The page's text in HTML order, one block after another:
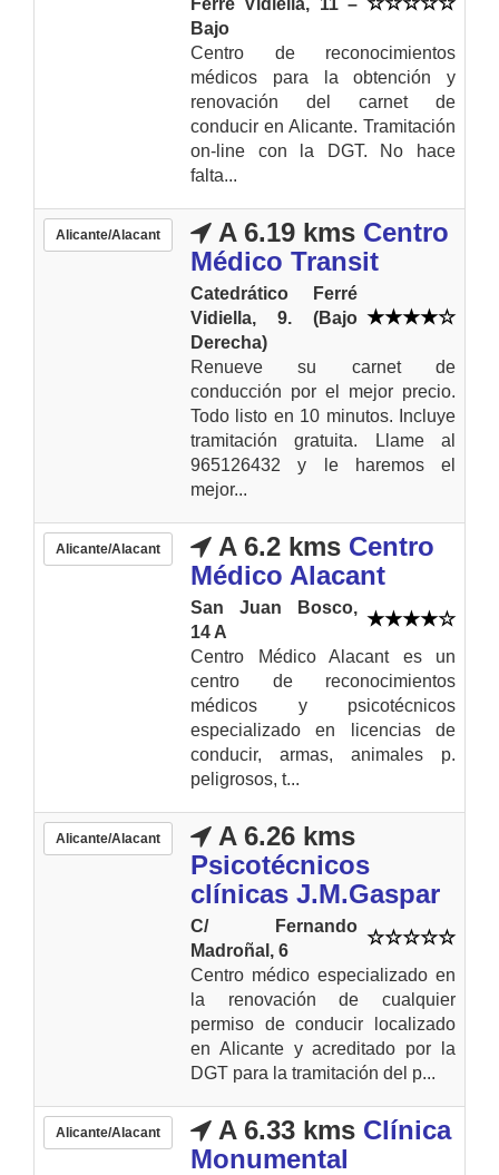
Ferré Vidiella, 11 –
Bajo
Centro de reconocimientos
médicos para la obtención y
renovación del carnet de
conducir en Alicante. Tramitación
on-line con la DGT. No hace
falta...
Alicante/Alacant A 6.19 kms Centro
Médico Transit
Catedrático Ferré
Vidiella, 9. (Bajo
Derecha)
Renueve su carnet de
conducción por el mejor precio.
Todo listo en 10 minutos. Incluye
tramitación gratuita. Llame al
965126432 y le haremos el
mejor...
Alicante/Alacant A 6.2 kms Centro
Médico Alacant
San Juan Bosco,
14 A
Centro Médico Alacant es un
centro de reconocimientos
médicos y psicotécnicos
especializado en licencias de
conducir, armas, animales p.
peligrosos, t...
Alicante/Alacant
A 6.26 kms
Psicotécnicos
clínicas J.M.Gaspar
C/ Fernando
Madroñal, 6
Centro médico especializado en
la renovación de cualquier
permiso de conducir localizado
en Alicante y acreditado por la
DGT para la tramitación del p...
Alicante/Alacant A 6.33 kms Clínica
Monumental